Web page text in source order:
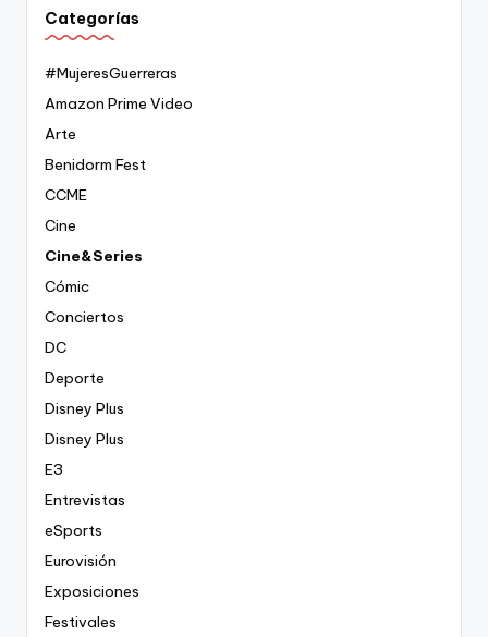
Categorías
#MujeresGuerreras
Amazon Prime Video
Arte
Benidorm Fest
CCME
Cine
Cine&Series
Cómic
Conciertos
DC
Deporte
Disney Plus
Disney Plus
E3
Entrevistas
eSports
Eurovisión
Exposiciones
Festivales